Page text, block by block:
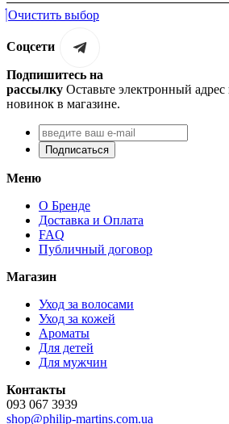
Очистить выбор
Соцсети
Подпишитесь на
рассылку Оставьте электронный адрес
новинок в магазине.
Подписаться
Меню
О Бренде
Доставка и Оплата
FAQ
Публичный договор
Магазин
Уход за волосами
Уход за кожей
Ароматы
Для детей
Для мужчин
Контакты
093 067 3939
shop@philip-martins.com.ua